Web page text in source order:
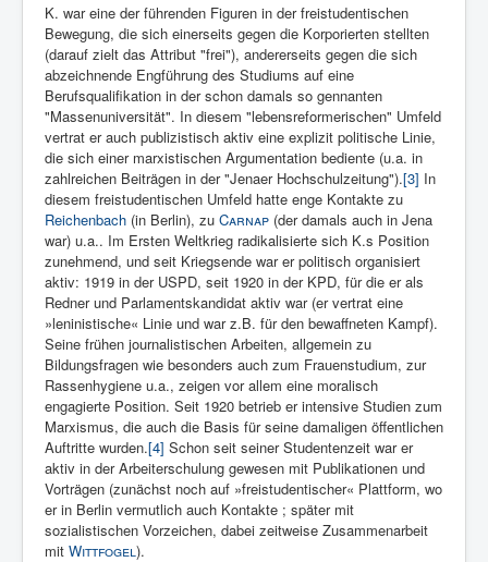
K. war eine der führenden Figuren in der freistudentischen
Bewegung, die sich einerseits gegen die Korporierten stellten
(darauf zielt das Attribut "frei"), andererseits gegen die sich
abzeichnende Engführung des Studiums auf eine
Berufsqualifikation in der schon damals so gennanten
"Massenuniversität". In diesem "lebensreformerischen" Umfeld
vertrat er auch publizistisch aktiv eine explizit politische Linie,
die sich einer marxistischen Argumentation bediente (u.a. in
zahlreichen Beiträgen in der "Jenaer Hochschulzeitung").[3] In
diesem freistudentischen Umfeld hatte enge Kontakte zu
Reichenbach (in Berlin), zu Carnap (der damals auch in Jena
war) u.a.. Im Ersten Weltkrieg radikalisierte sich K.s Position
zunehmend, und seit Kriegsende war er politisch organisiert
aktiv: 1919 in der USPD, seit 1920 in der KPD, für die er als
Redner und Parlamentskandi­dat aktiv war (er vertrat eine
»leninistische« Linie und war z.B. für den bewaffneten Kampf).
Seine frühen journalistischen Arbeiten, allgemein zu
Bildungsfragen wie besonders auch zum Frauenstudium, zur
Rassenhygiene u.a., zeigen vor allem eine moralisch
engagierte Position. Seit 1920 betrieb er intensive Studien zum
Marxismus, die auch die Basis für seine damaligen öffentlichen
Auftritte wurden.[4] Schon seit seiner Studentenzeit war er
aktiv in der Arbeiterschulung gewesen mit Pu­blikationen und
Vorträgen (zunächst noch auf »freistudentischer« Plattform, wo
er in Berlin vermutlich auch Kontakte ; später mit
sozialistischen Vorzeichen, dabei zeit­weise Zusammenarbeit
mit Wittfogel ).